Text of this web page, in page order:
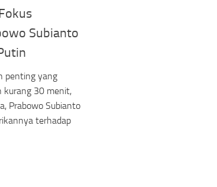
Subianto
penting yang
kurang 30 menit,
Prabowo Subianto
terhadap